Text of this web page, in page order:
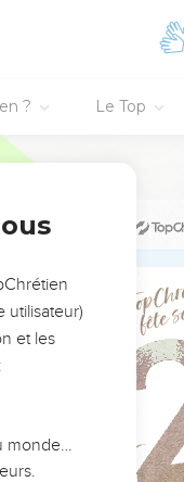
? Le Top
10
11
15
16
18
utilisateur)
et les
monde…